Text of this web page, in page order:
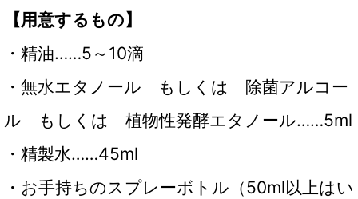
【用意するもの】
・精油……5～10滴
・無水エタノール もしくは 除菌アルコー
ル もしくは 植物性発酵エタノール……5ml
・精製水……45ml
・お手持ちのスプレーボトル（50ml以上はい